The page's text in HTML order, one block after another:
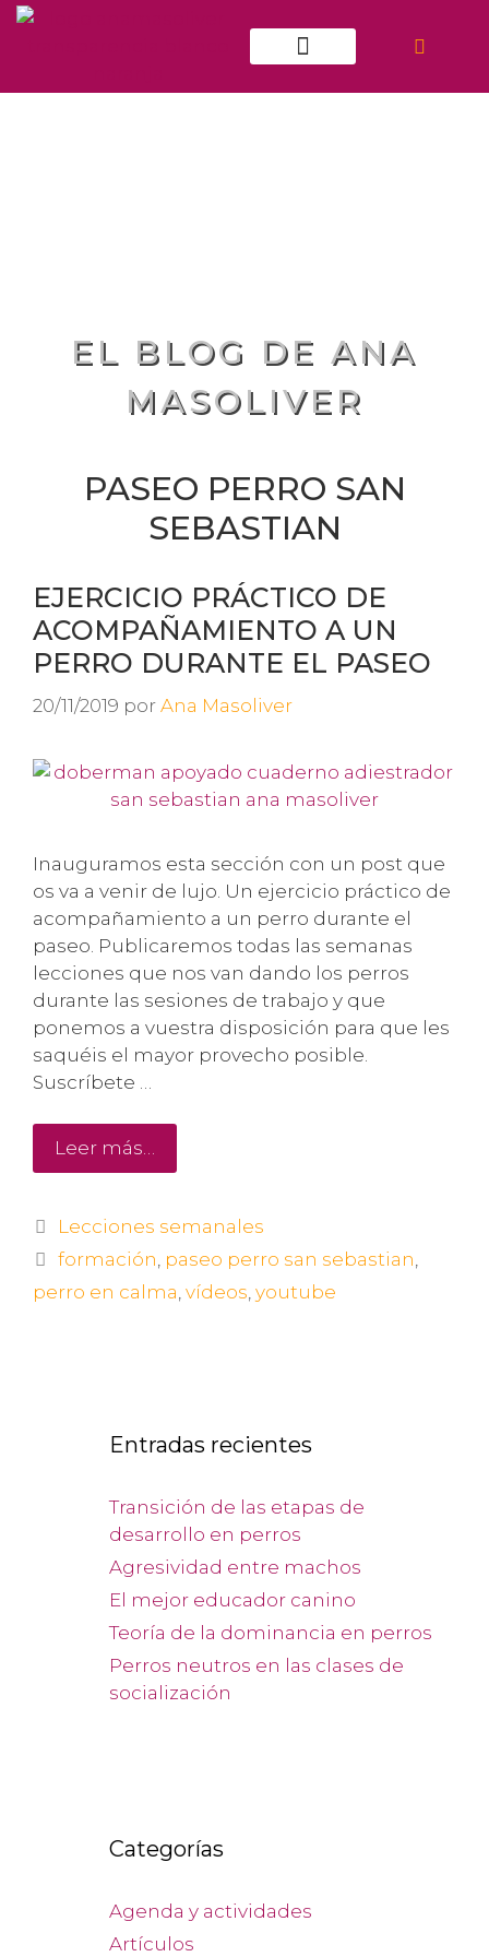
EL BLOG DE ANA
MASOLIVER
PASEO PERRO SAN
SEBASTIAN
EJERCICIO PRÁCTICO DE
ACOMPAÑAMIENTO A UN
PERRO DURANTE EL PASEO
20/11/2019 por Ana Masoliver
Inauguramos esta sección con un post que
os va a venir de lujo. Un ejercicio práctico de
acompañamiento a un perro durante el
paseo. Publicaremos todas las semanas
lecciones que nos van dando los perros
durante las sesiones de trabajo y que
ponemos a vuestra disposición para que les
saquéis el mayor provecho posible.
Suscríbete …
Leer más…
Lecciones semanales
formación, paseo perro san sebastian,
perro en calma, vídeos, youtube
Entradas recientes
Transición de las etapas de
desarrollo en perros
Agresividad entre machos
El mejor educador canino
Teoría de la dominancia en perros
Perros neutros en las clases de
socialización
Categorías
Agenda y actividades
Artículos